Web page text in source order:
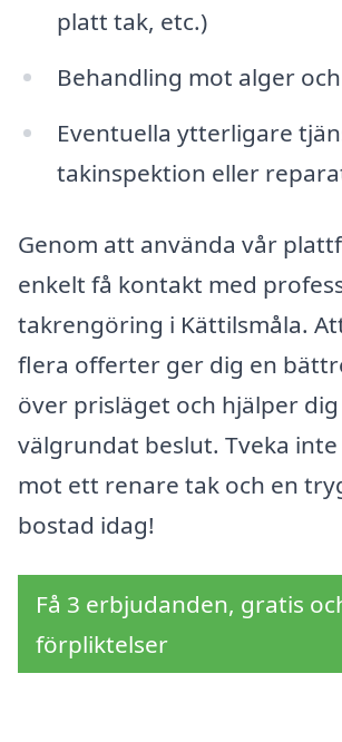
platt tak, etc.)
Behandling mot alger
Eventuella ytterligare
takinspektion eller
Genom att använda vår
enkelt få kontakt med
takrengöring i Kättilsmåla.
flera offerter ger dig en
över prisläget och hjälper
välgrundat beslut. Tveka
mot ett renare tak och en
bostad idag!
Få 3 erbjudanden, gratis
förpliktelser